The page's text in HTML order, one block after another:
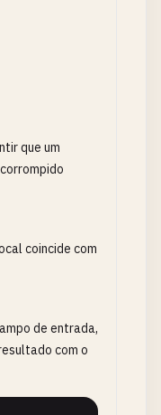
que um
coincide com
de entrada,
com o